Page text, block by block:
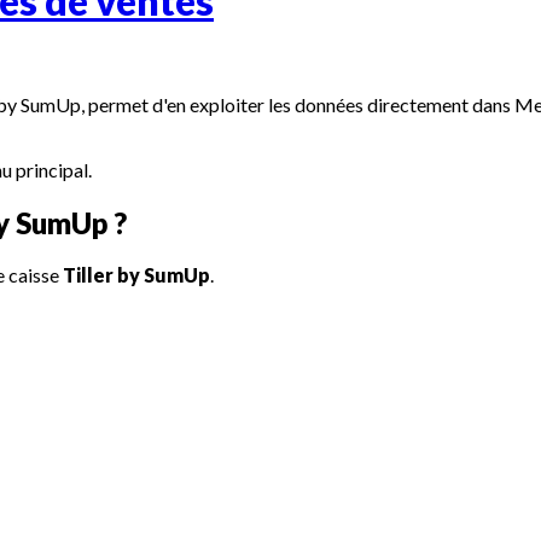
permet d'en exploiter les données directement dans
principal.
?
caisse Tiller by SumUp.